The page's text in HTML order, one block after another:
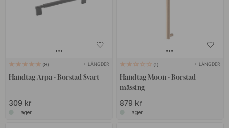
8 + LÄNGDER
Handtag Arpa - Borstad Svart
309 kr
I lager
1 + LÄNGDER
Handtag Moon - Borstad
mässing
879 kr
I lager